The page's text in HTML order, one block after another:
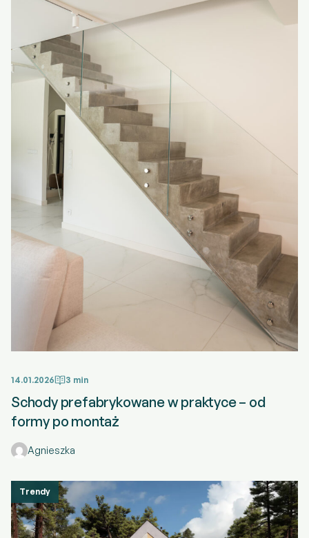
14.01.2026 3 min
Schody prefabrykowane w praktyce – od
formy po montaż
Agnieszka
Trendy